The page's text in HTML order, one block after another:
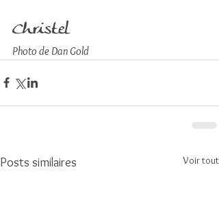
Christel
Photo de Dan Gold
Posts similaires Voir tout